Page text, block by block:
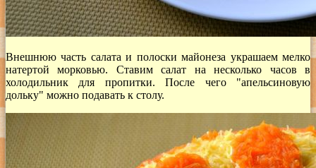
Внешнюю часть салата и полоски майонеза украшаем мелко
натертой морковью. Ставим салат на несколько часов в
холодильник для пропитки. После чего "апельсиновую
дольку" можно подавать к столу.